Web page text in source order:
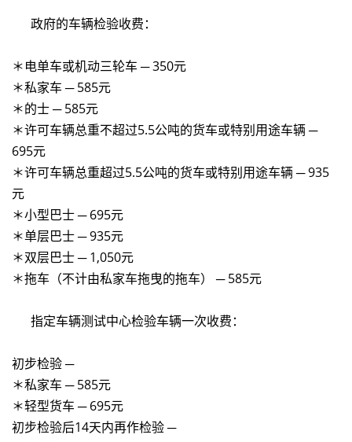
政府的车辆检验收费：
＊电单车或机动三轮车 ─ 350元
＊私家车 ─ 585元
＊的士 ─ 585元
＊许可车辆总重不超过5.5公吨的货车或特别用途车辆 ─
695元
＊许可车辆总重超过5.5公吨的货车或特别用途车辆 ─ 935
元
＊小型巴士 ─ 695元
＊单层巴士 ─ 935元
＊双层巴士 ─ 1,050元
＊拖车（不计由私家车拖曳的拖车） ─ 585元
指定车辆测试中心检验车辆一次收费：
初步检验 ─
＊私家车 ─ 585元
＊轻型货车 ─ 695元
初步检验后14天内再作检验 ─